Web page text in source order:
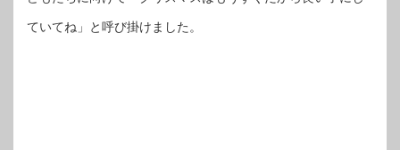
ていてね」と呼び掛けました。